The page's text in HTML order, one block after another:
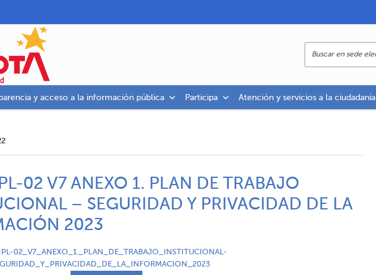
y acceso a la información pública Participa Atención y servicios a la ciudadanía
02 V7 ANEXO 1. PLAN DE TRABAJO
– SEGURIDAD Y PRIVACIDAD DE LA
2023
02_V7_ANEXO_1._PLAN_DE_TRABAJO_INSTITUCIONAL-